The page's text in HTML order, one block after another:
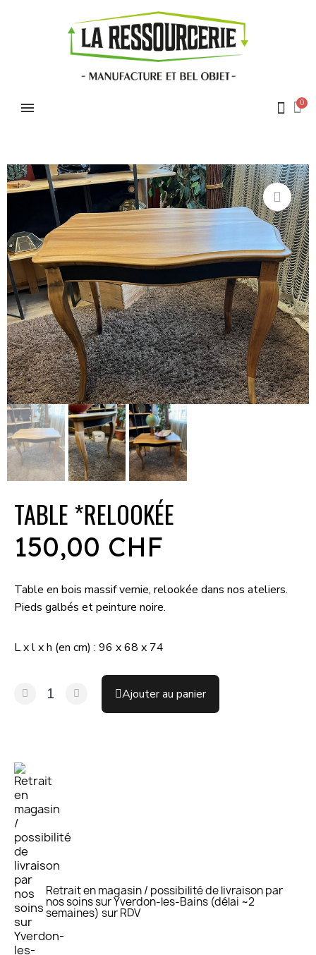
TABLE *RELOOKÉE
150,00 CHF
Table en bois massif vernie, relookée dans nos ateliers.
Pieds galbés et peinture noire.
L x l x h (en cm) : 96 x 68 x 74
Ajouter au panier
Retrait en magasin / possibilité de livraison par
nos soins sur Yverdon-les-Bains (délai ~2
semaines) sur RDV